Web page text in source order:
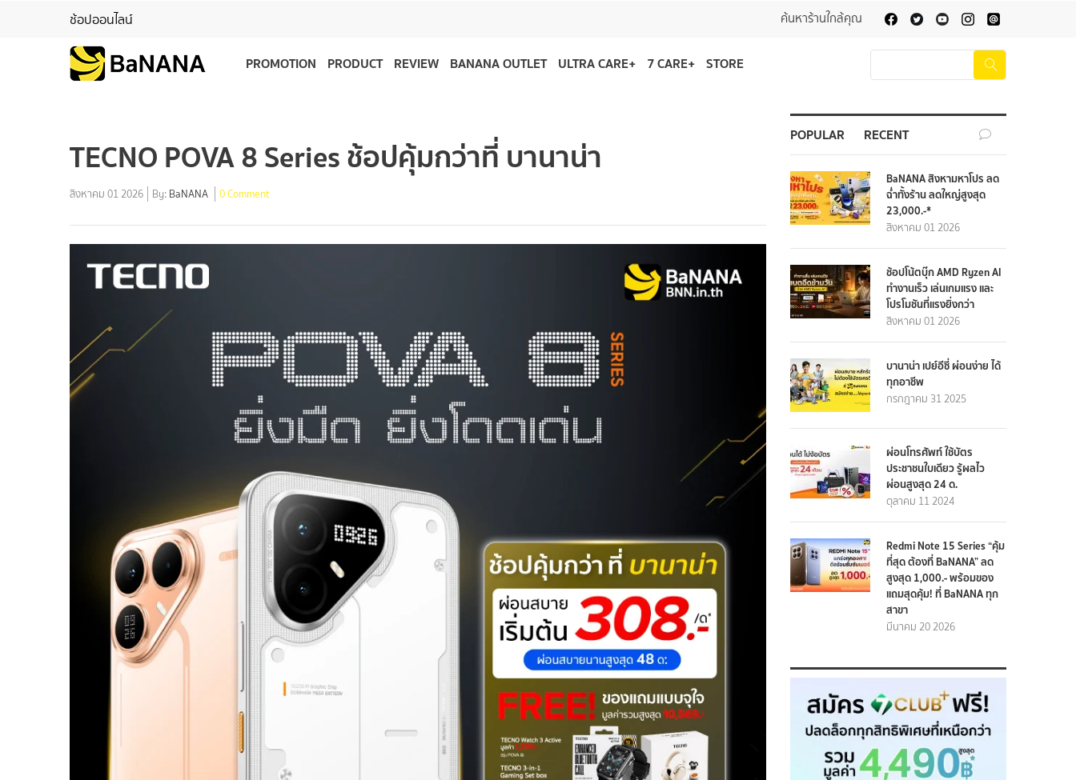
ช้อปออนไลน์ ค้นหาร้านใกล้คุณ
PROMOTION PRODUCT REVIEW BANANA OUTLET ULTRA CARE+ 7 CARE+ STORE
TECNO POVA 8 Series ช้อปคุ้มกว่าที่ บานาน่า
สิงหาคม 01 2026 By: BaNANA 0 Comment
POPULAR RECENT
BaNANA สิงหามหาโปร ลด
ฉ่ำทั้งร้าน ลดใหญ่สูงสุด
23,000.-*
สิงหาคม 01 2026
ช้อปโน้ตบุ๊ก AMD Ryzen AI
ทำงานเร็ว เล่นเกมแรง และ
โปรโมชันที่แรงยิ่งกว่า
สิงหาคม 01 2026
บานาน่า เปย์อีซี่ ผ่อนง่าย ได้
ทุกอาชีพ
กรกฎาคม 31 2025
ผ่อนโทรศัพท์ ใช้บัตร
ประชาชนใบเดียว รู้ผลไว
ผ่อนสูงสุด 24 ด.
ตุลาคม 11 2024
Redmi Note 15 Series “คุ้ม
ที่สุด ต้องที่ BaNANA” ลด
สูงสุด 1,000.- พร้อมของ
แถมสุดคุ้ม! ที่ BaNANA ทุก
สาขา
มีนาคม 20 2026